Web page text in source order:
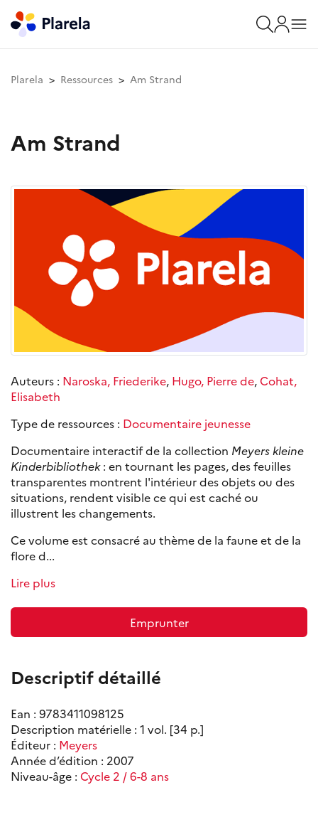
Plarela Ressources Am Strand
Am Strand
Auteurs : Naroska, Friederike, Hugo, Pierre de,Cohat,
Elisabeth
Type de ressources : Documentaire jeunesse
Documentaire interactif de la collection Meyers kleine
Kinderbibliothek: en tournant les pages, des feuilles
transparentes montrent l'intérieur des objets ou des
situations, rendent visible ce qui est caché ou
illustrent les changements.
Ce volume est consacré au thème de la faune et de la
flore d...
Lire plus
Emprunter
Descriptif détaillé
Ean : 9783411098125
Description matérielle : 1 vol. [34 p.]
Éditeur : Meyers
Année d’édition : 2007
Niveau-âge : Cycle 2 / 6-8 ans